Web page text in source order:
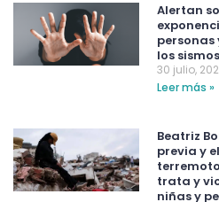
Alertan
los
30 julio,
Leer más »
Beatriz
previa y
trata y
niñas y